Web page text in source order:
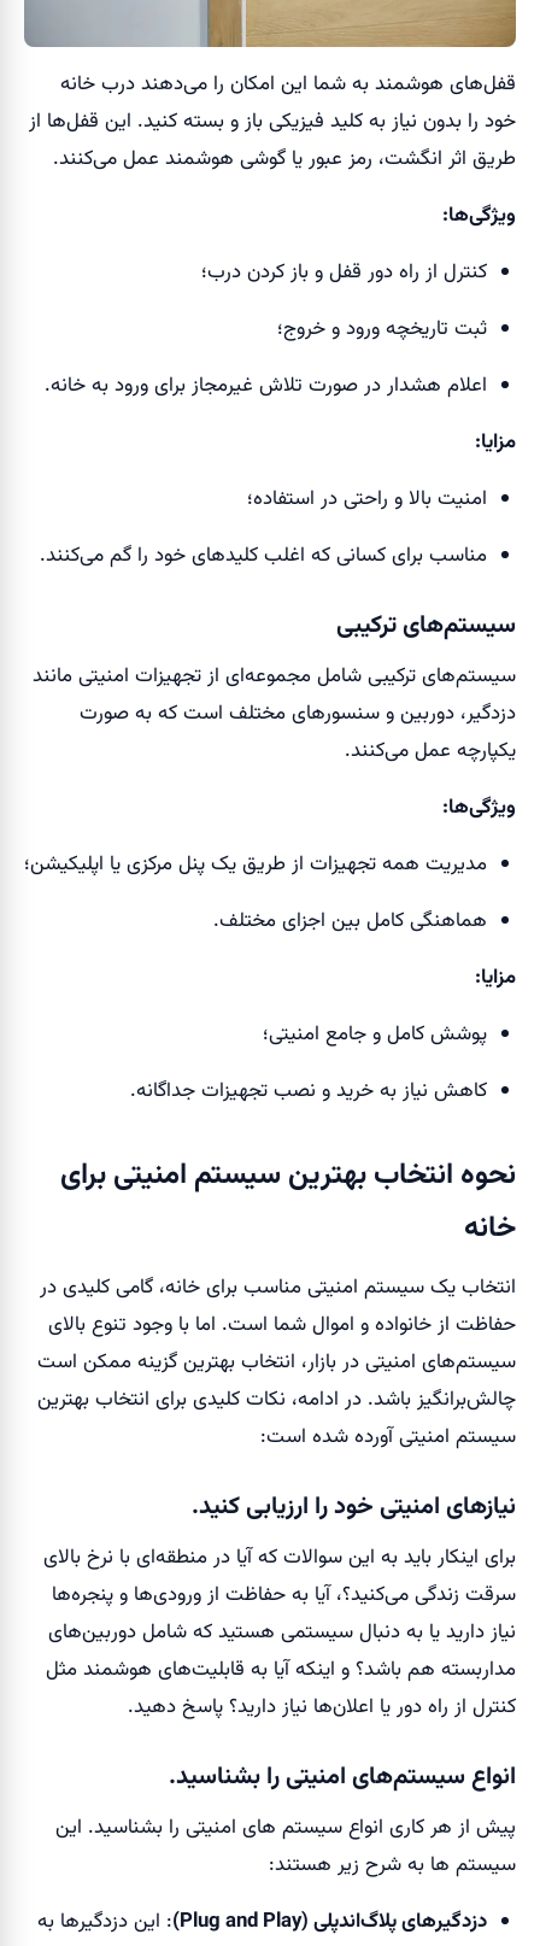
قفل‌های هوشمند به شما این امکان را می‌دهند درب خانه
خود را بدون نیاز به کلید فیزیکی باز و بسته کنید. این قفل‌ها از
طریق اثر انگشت، رمز عبور یا گوشی هوشمند عمل می‌کنند.
ویژگی‌ها:
کنترل از راه دور قفل و باز کردن درب؛
ثبت تاریخچه ورود و خروج؛
اعلام هشدار در صورت تلاش غیرمجاز برای ورود به خانه.
مزایا:
امنیت بالا و راحتی در استفاده؛
مناسب برای کسانی که اغلب کلیدهای خود را گم می‌کنند.
سیستم‌های ترکیبی
سیستم‌های ترکیبی شامل مجموعه‌ای از تجهیزات امنیتی مانند
دزدگیر، دوربین و سنسورهای مختلف است که به صورت
یکپارچه عمل می‌کنند.
ویژگی‌ها:
مدیریت همه تجهیزات از طریق یک پنل مرکزی یا اپلیکیشن؛
هماهنگی کامل بین اجزای مختلف.
مزایا:
پوشش کامل و جامع امنیتی؛
کاهش نیاز به خرید و نصب تجهیزات جداگانه.
نحوه انتخاب بهترین سیستم امنیتی برای
خانه
انتخاب یک سیستم امنیتی مناسب برای خانه، گامی کلیدی در
حفاظت از خانواده و اموال شما است. اما با وجود تنوع بالای
سیستم‌های امنیتی در بازار، انتخاب بهترین گزینه ممکن است
چالش‌برانگیز باشد. در ادامه، نکات کلیدی برای انتخاب بهترین
سیستم امنیتی آورده شده است:
نیازهای امنیتی خود را ارزیابی کنید.
برای اینکار باید به این سوالات که آیا در منطقه‌ای با نرخ بالای
سرقت زندگی می‌کنید؟، آیا به حفاظت از ورودی‌ها و پنجره‌ها
نیاز دارید یا به دنبال سیستمی هستید که شامل دوربین‌های
مداربسته هم باشد؟ و اینکه آیا به قابلیت‌های هوشمند مثل
کنترل از راه دور یا اعلان‌ها نیاز دارید؟ پاسخ دهید.
انواع سیستم‌های امنیتی را بشناسید.
پیش از هر کاری انواع سیستم های امنیتی را بشناسید. این
سیستم ها به شرح زیر هستند:
دزدگیرهای پلاگ‌اند‌پلی (Plug and Play)
: این دزدگیرها به